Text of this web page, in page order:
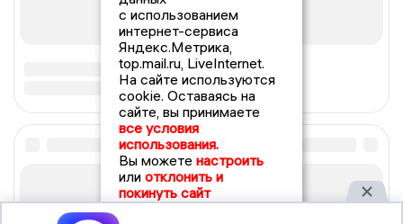
с использованием
интернет-сервиса
Яндекс.Метрика,
top.mail.ru, LiveInternet.
На сайте используются
cookie. Оставаясь на
сайте, вы принимаете
все условия
использования.
Вы можете настроить
или отклонить и
покинуть сайт